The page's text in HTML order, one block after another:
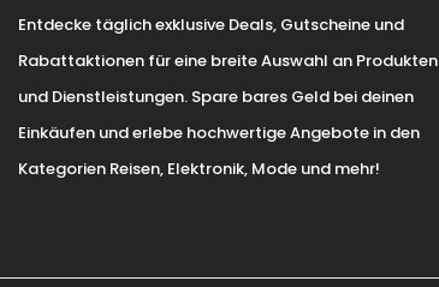
Entdecke täglich exklusive Deals, Gutscheine und
Rabattaktionen für eine breite Auswahl an Produkten
und Dienstleistungen. Spare bares Geld bei deinen
Einkäufen und erlebe hochwertige Angebote in den
Kategorien Reisen, Elektronik, Mode und mehr!